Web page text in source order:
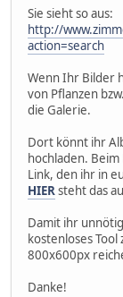
Sie sieht so aus:
http://
action=search
Wenn Ihr Bilder
von Pflanzen
die Galerie.
Dort könnt ihr
hochladen.
Link, den ihr in
HIERsteht das
Damit ihr
kostenloses
800x600px
Danke!